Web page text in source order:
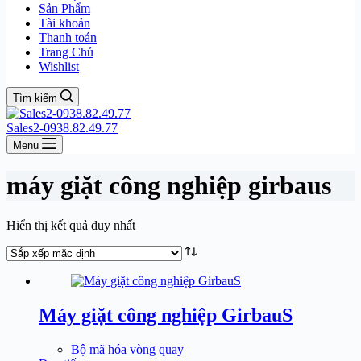
Sản Phẩm
Tài khoản
Thanh toán
Trang Chủ
Wishlist
Tìm kiếm
Sales2-0938.82.49.77
Menu
máy giặt công nghiệp girbaus
Hiển thị kết quả duy nhất
Máy giặt công nghiệp GirbauS
Bộ mã hóa vòng quay